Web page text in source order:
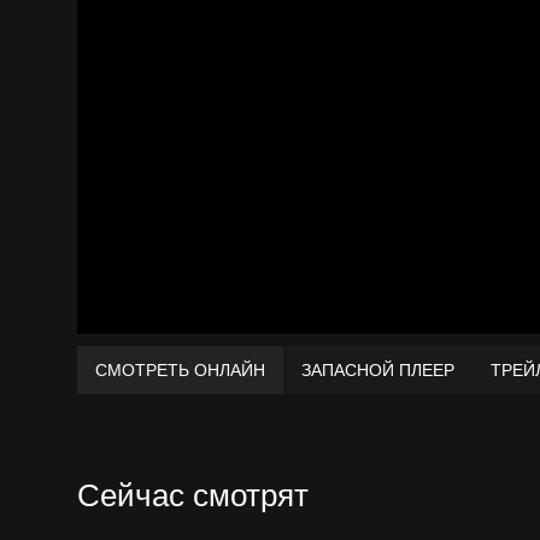
СМОТРЕТЬ ОНЛАЙН ЗАПАСНОЙ ПЛЕЕР
Сейчас смотрят